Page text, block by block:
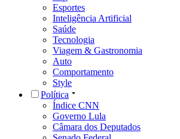
Esportes
Inteligência Artificial
Saúde
Tecnologia
Viagem & Gastronomia
Auto
Comportamento
Style
Política
Índice CNN
Governo Lula
Câmara dos Deputados